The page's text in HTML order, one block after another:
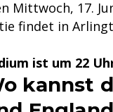
Mittwoch, 17.
findet in
ist um 22
kannst